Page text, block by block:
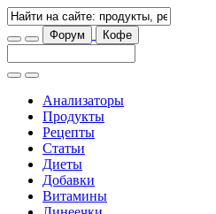
Форум Кофе
Анализаторы
Продукты
Рецепты
Статьи
Диеты
Добавки
Витамины